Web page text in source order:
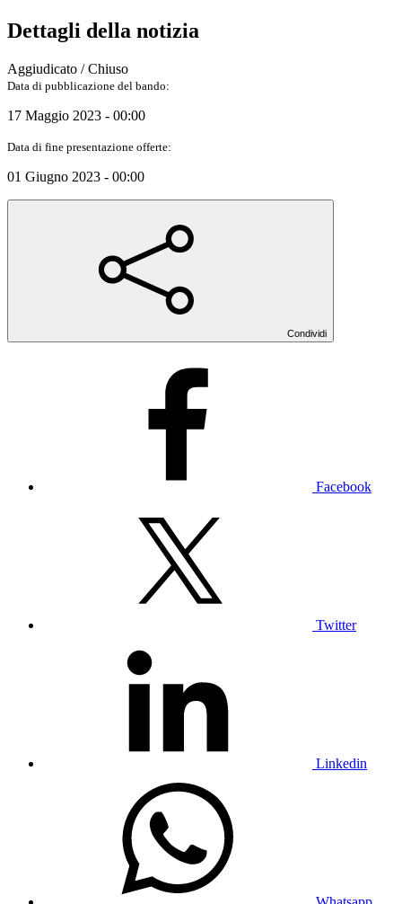
Dettagli della notizia
Aggiudicato / Chiuso
Data di pubblicazione del bando:
17 Maggio 2023 - 00:00
Data di fine presentazione offerte:
01 Giugno 2023 - 00:00
Condividi
Facebook
Twitter
Linkedin